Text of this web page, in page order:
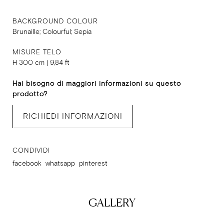
BACKGROUND COLOUR
Brunaille; Colourful; Sepia
MISURE TELO
H 300 cm | 9,84 ft
Hai bisogno di maggiori informazioni su questo
prodotto?
RICHIEDI INFORMAZIONI
CONDIVIDI
facebook whatsapp pinterest
GALLERY